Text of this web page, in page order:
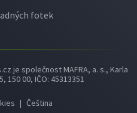
fotek
je společnost MAFRA, a. s., Karla
150 00, IČO: 45313351
| Čeština